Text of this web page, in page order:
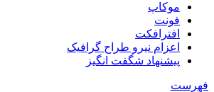
موکاپ
فونت
افترافکت
اعزام نیرو طراح گرافیک
پیشنهاد شگفت انگیز
فهرست